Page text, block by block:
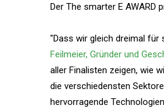
Der The smarter E AWARD
"Dass wir gleich dreimal
Feilmeier, Gründer und
aller Finalisten zeigen, wie
die verschiedensten
hervorragende